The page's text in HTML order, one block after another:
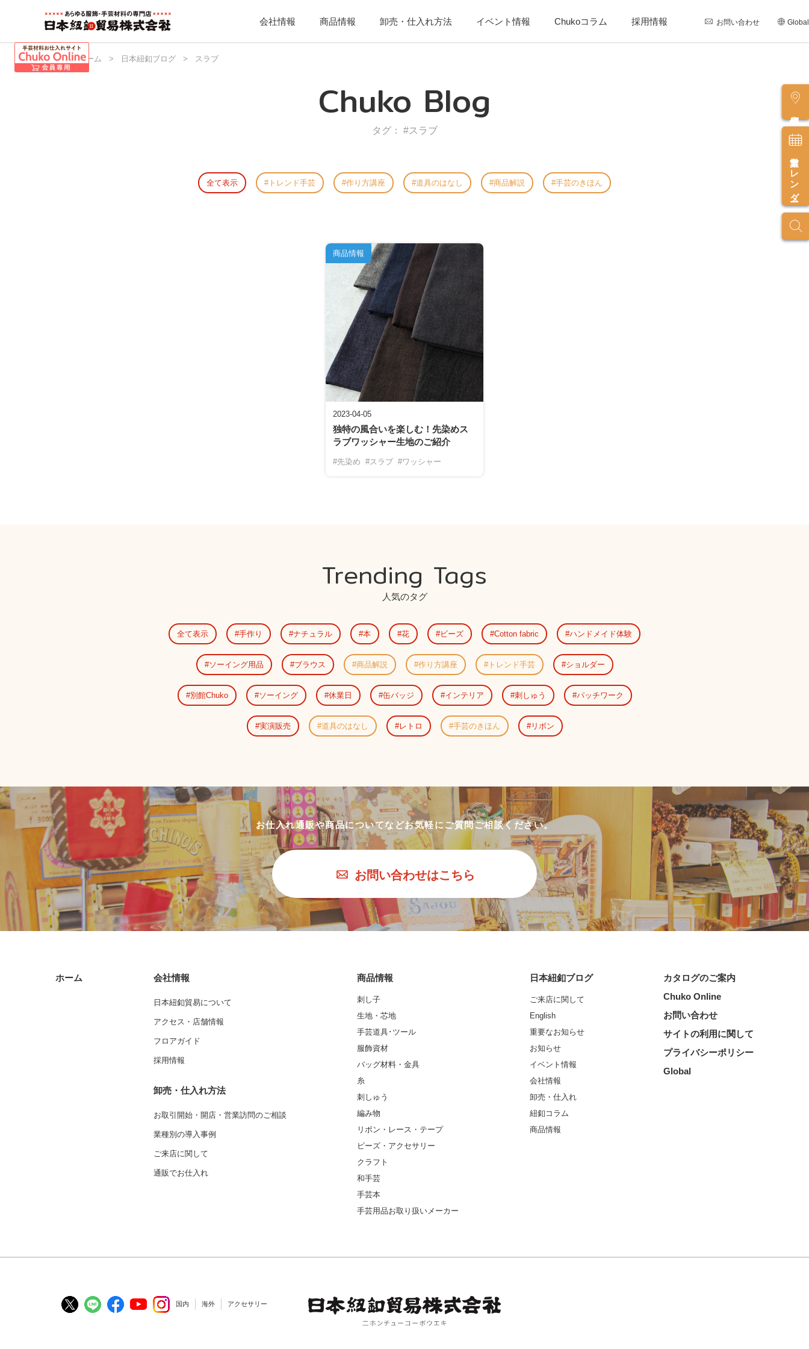
会社情報 商品情報 卸売・仕入れ方法 イベント情報 Chukoコラム 採用情報 お問い合わせ Global
営業カレンダー
日本紐釦 ホーム > 日本紐釦ブログ > スラブ
Chuko Blog
タグ： #スラブ
全て表示 トレンド手芸 作り方講座 道具のはなし 商品解説 手芸のきほん
2023-04-05
独特の風合いを楽しむ！先染めス
ラブワッシャー生地のご紹介
#先染め #スラブ #ワッシャー
商品情報
Trending Tags
人気のタグ
全て表示 手作り ナチュラル 本 花 ビーズ Cotton fabric ハンドメイド体験
ソーイング用品 ブラウス 商品解説 作り方講座 トレンド手芸 ショルダー
別館Chuko ソーイング 休業日 缶バッジ インテリア 刺しゅう パッチワーク
実演販売 道具のはなし レトロ 手芸のきほん リボン
お仕入れ通販や商品についてなどお気軽にご質問ご相談ください。
お問い合わせはこちら
ホーム 会社情報
日本紐釦貿易について
アクセス・店舗情報
フロアガイド
採用情報
卸売・仕入れ方法
お取引開始・開店・営業訪問のご相談
業種別の導入事例
ご来店に関して
通販でお仕入れ
商品情報
刺し子
生地・芯地
手芸道具･ツール
服飾資材
バッグ材料・金具
糸
刺しゅう
編み物
リボン・レース・テープ
ビーズ・アクセサリー
クラフト
和手芸
手芸本
手芸用品お取り扱いメーカー
日本紐釦ブログ
ご来店に関して
English
重要なお知らせ
お知らせ
イベント情報
会社情報
卸売・仕入れ
紐釦コラム
商品情報
カタログのご案内
Chuko Online
お問い合わせ
サイトの利用に関して
プライバシーポリシー
Global
国内 海外 アクセサリー